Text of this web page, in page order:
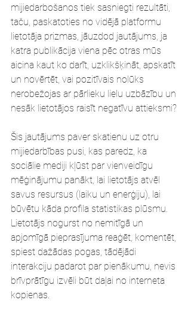
mijiedarbošanos tiek sasniegti rezultāti,
taču, paskatoties no vidējā platformu
lietotāja prizmas, jāuzdod jautājums, ja
katra publikācija viena pēc otras mūs
aicina kaut ko darīt, uzklikšķināt, apskatīt
un novērtēt, vai pozitīvais nolūks
nerobežojas ar pārlieku lielu uzbāzību un
nesāk lietotājos raisīt negatīvu attieksmi?
Šis jautājums paver skatienu uz otru
mijiedarbības pusi, kas paredz, ka
sociālie mediji kļūst par vienveidīgu
mēģinājumu panākt, lai lietotājs atvēl
savus resursus (laiku un enerģiju), lai
būvētu kāda profila statistikas plūsmu.
Lietotājs nogurst no nemitīgā un
apjomīgā pieprasījuma reaģēt, komentēt,
spiest dažādas pogas, tādējādi
interakciju padarot par pienākumu, nevis
brīvprātīgu izvēli būt daļai no interneta
kopienas.